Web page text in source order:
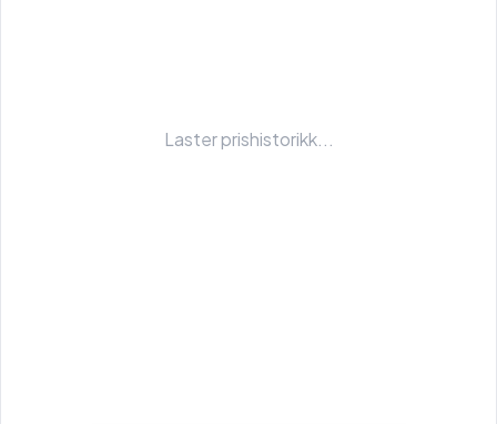
Laster prishistorikk...